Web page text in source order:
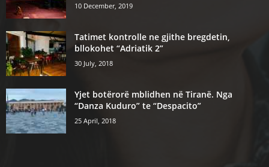
10 December, 2019
Tatimet kontrolle ne gjithe bregdetin,
bllokohet “Adriatik 2”
30 July, 2018
Yjet botërorë mblidhen në Tiranë. Nga
“Danza Kuduro” te “Despacito”
25 April, 2018